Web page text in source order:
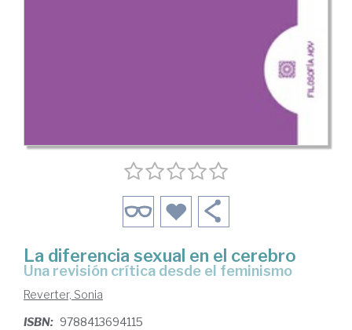
La diferencia sexual en el cerebro
una revisión crítica desde el feminismo
Reverter, Sonia
ISBN: 9788413694115